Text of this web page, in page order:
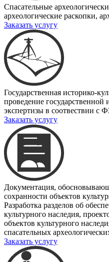
Спасательные
археологические раскопки,
Заказать услугу
Государственная историко-
проведение государственной
экспертизы в соотвествии с
Заказать услугу
Документация,
сохранности объектов
Разработка разделов об
культурного наследия,
объектов культурного
спасательных
Заказать услугу